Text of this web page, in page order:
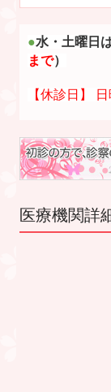
●水・土曜日
まで）
【休診日】
医療機関詳